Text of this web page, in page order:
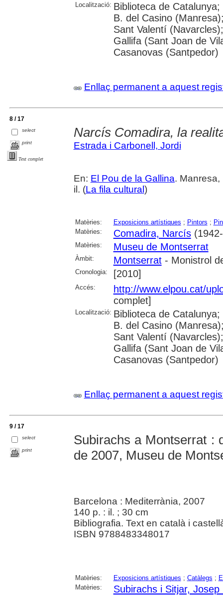
Localització: Biblioteca de
B. del Casino
Sant Valentí
Gallifa (Sant Joan de
Casanovas (Santpedor)
Enllaç permanent a aquest
8 / 17
select
print
Text complet
Narcís Comadira, la
Estrada i Carbonell, Jordi
En: El Pou de la Gallina.
il. (La fila cultural)
Matèries: Exposicions artístiques ; Pintors ;
Matèries:
Comadira, Narcís
Matèries: Museu de Montserrat
Àmbit: Montserrat- Monistrol
Cronologia: [2010]
Accés:
http://www.elpou.cat/
complet]
Localització: Biblioteca de
B. del Casino
Sant Valentí
Gallifa (Sant Joan de
Casanovas (Santpedor)
Enllaç permanent a aquest
9 / 17
select
print
Subirachs a Montserrat :
de 2007, Museu de
Barcelona : Mediterrània, 2007
140 p. : il. ; 30 cm
Bibliografia. Text en català i
ISBN 9788483348017
Matèries: Exposicions artístiques ; Catàlegs ;
Matèries:
Subirachs i Sitjar, Josep